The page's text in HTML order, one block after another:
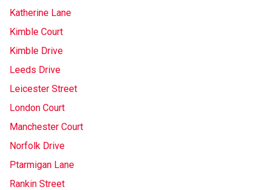
Katherine Lane
Kimble Court
Kimble Drive
Leeds Drive
Leicester Street
London Court
Manchester Court
Norfolk Drive
Ptarmigan Lane
Rankin Street